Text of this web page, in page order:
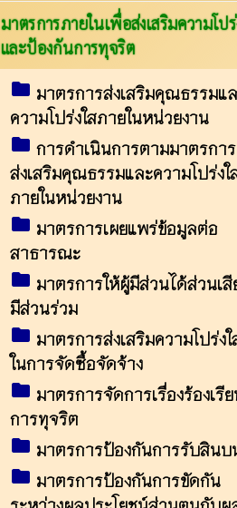
มาตรการภายในเพื่อส่งเสริมความโปร่
และป้องกันการทุจริต
folder มาตรการส่งเสริมคุณธรรมแ
ความโปร่งใสภายในหน่วยงาน
folder การดำเนินการตามมาตรการ
ส่งเสริมคุณธรรมและความโปร่งใ
ภายในหน่วยงาน
folder มาตรการเผยแพร่ข้อมูลต่อ
สาธารณะ
folder มาตรการให้ผู้มีส่วนได้ส่วนเสี
มีส่วนร่วม
folder มาตรการส่งเสริมความโปร่งใ
ในการจัดซื้อจัดจ้าง
folder มาตรการจัดการเรื่องร้องเรี
การทุจริต
folder มาตรการป้องกันการรับสินบ
folder มาตรการป้องกันการขัดกัน